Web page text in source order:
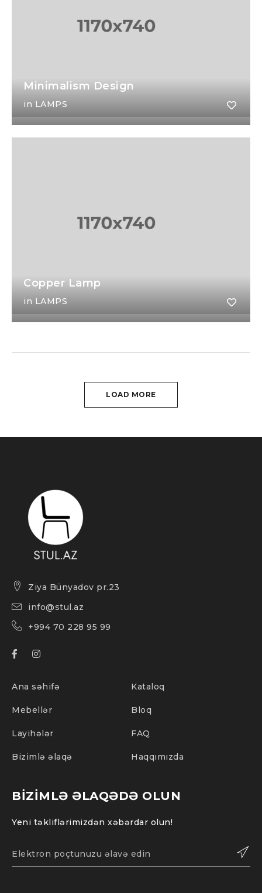
Minimalism Design
in LAMPS
Copper Lamp
in LAMPS
LOAD MORE
Ziya Bünyadov pr.23
info@stul.az
+994 70 228 95 99
Ana səhifə Kataloq
Mebellər Bloq
Layihələr FAQ
Bizimlə əlaqə Haqqımızda
BIZIMLƏ ƏLAQƏDƏ OLUN
Yeni təkliflərimizdən xəbərdar olun!